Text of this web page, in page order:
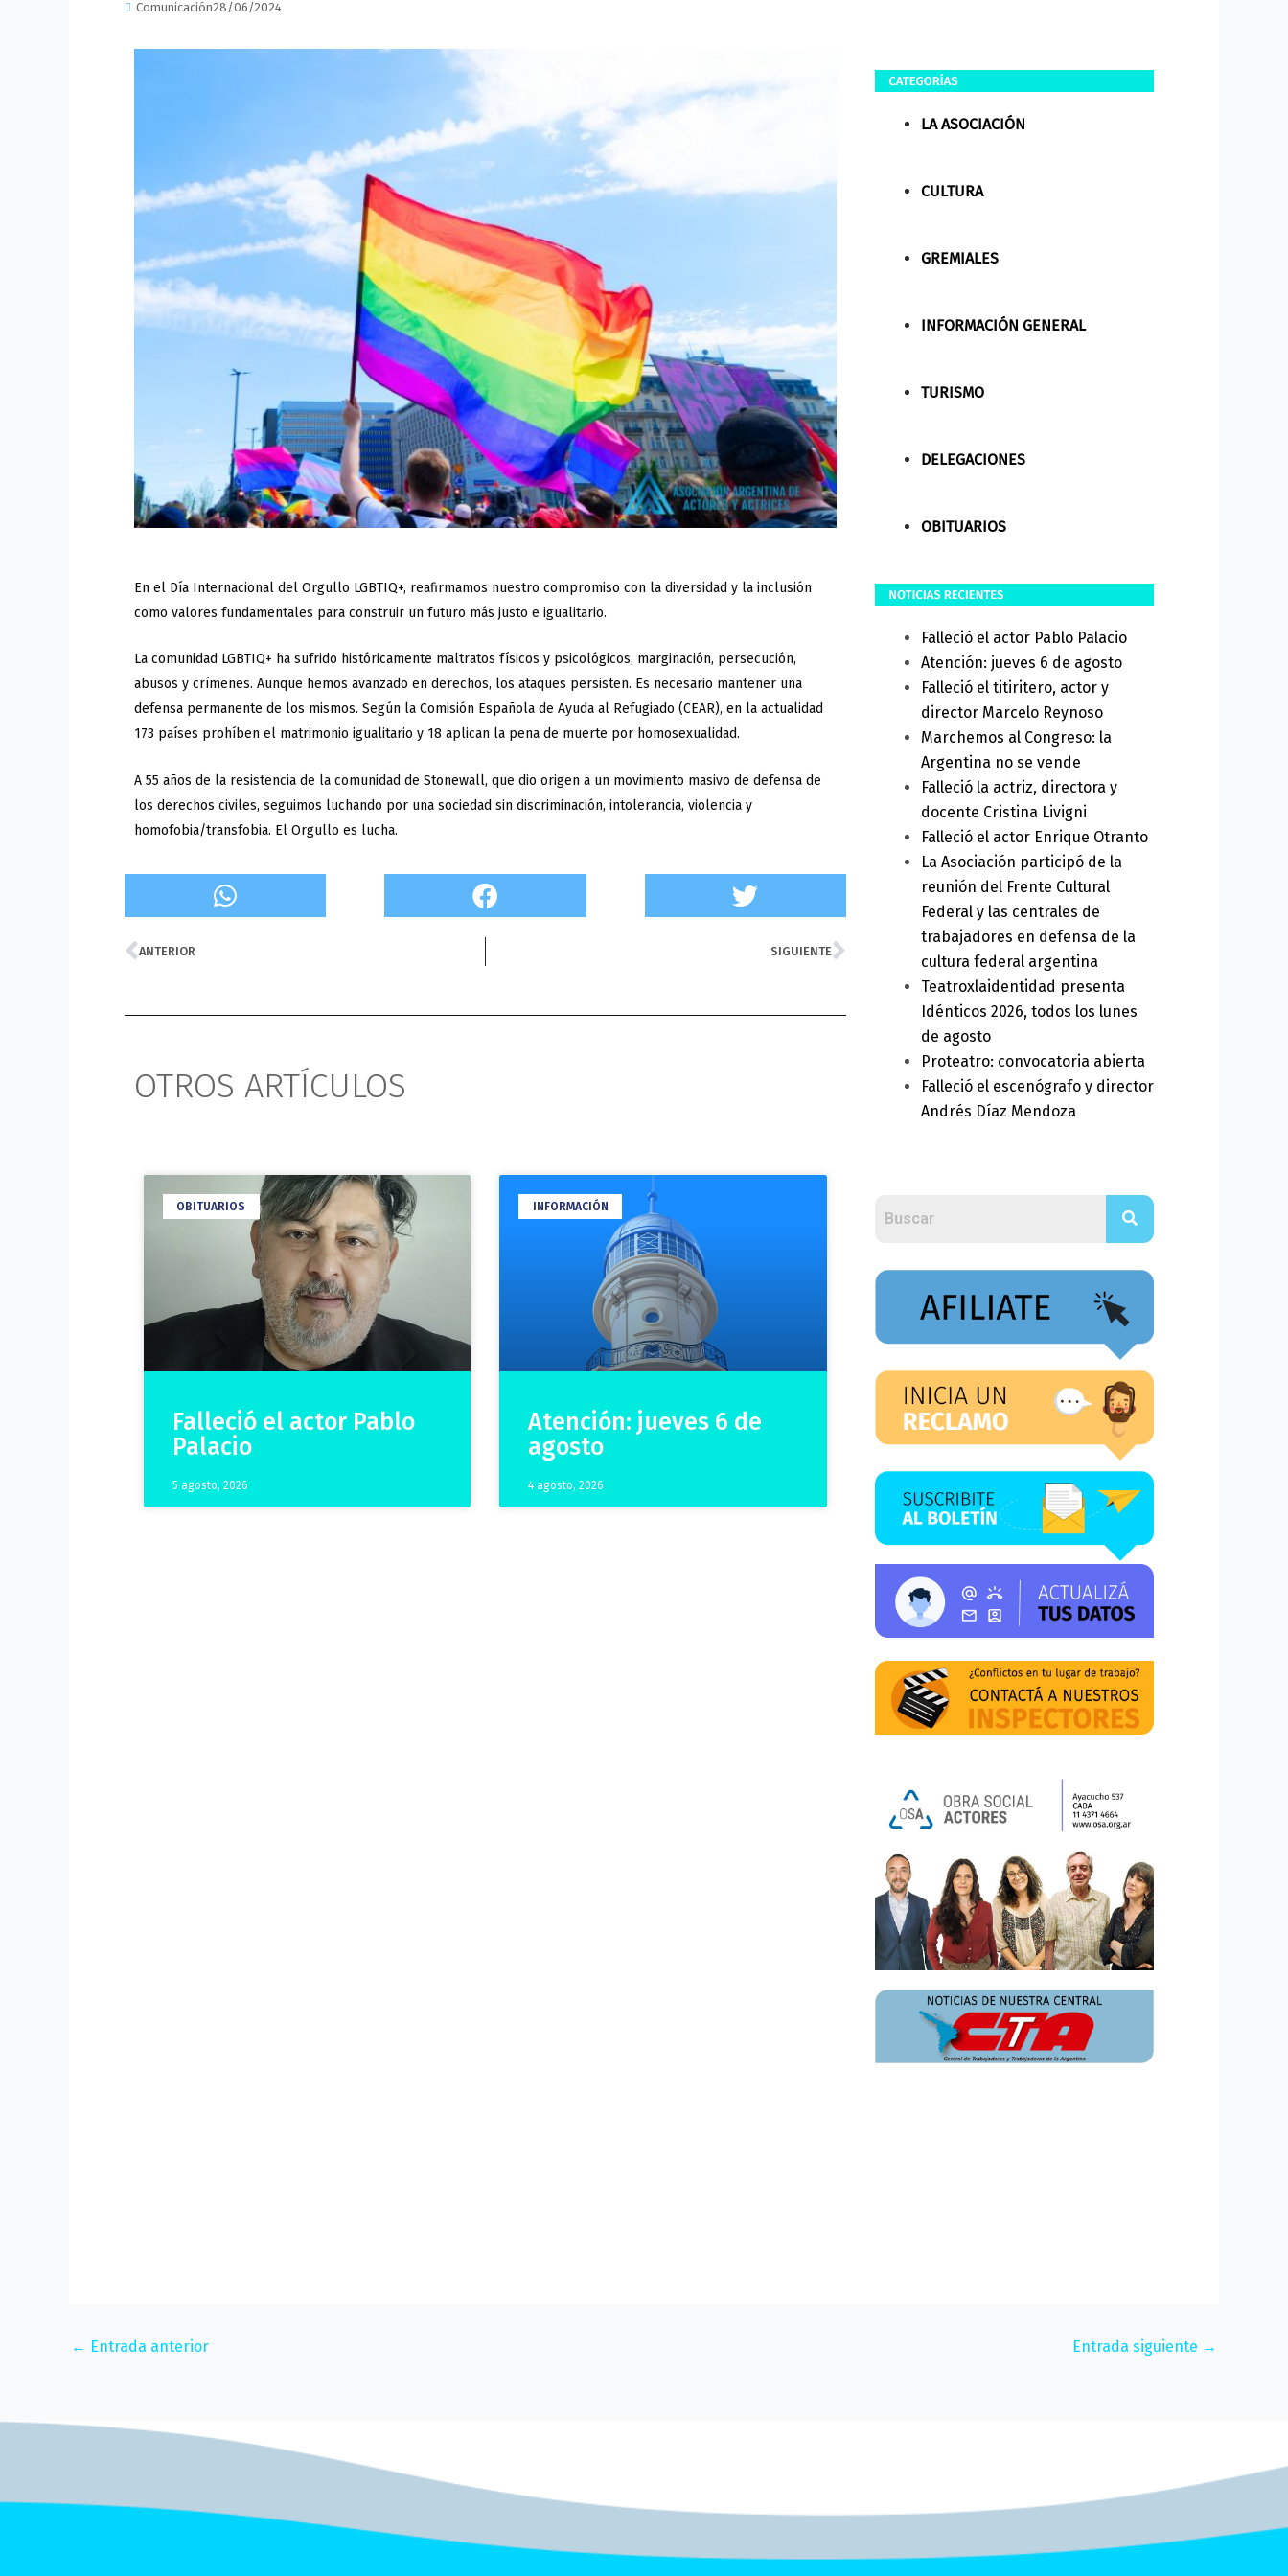
Comunicación28/06/2024
En el Día Internacional del Orgullo LGBTIQ+, reafirmamos nuestro compromiso con la diversidad y la inclusión
como valores fundamentales para construir un futuro más justo e igualitario.
La comunidad LGBTIQ+ ha sufrido históricamente maltratos físicos y psicológicos, marginación, persecución,
abusos y crímenes. Aunque hemos avanzado en derechos, los ataques persisten. Es necesario mantener una
defensa permanente de los mismos. Según la Comisión Española de Ayuda al Refugiado (CEAR), en la actualidad
173 países prohíben el matrimonio igualitario y 18 aplican la pena de muerte por homosexualidad.
A 55 años de la resistencia de la comunidad de Stonewall, que dio origen a un movimiento masivo de defensa de
los derechos civiles, seguimos luchando por una sociedad sin discriminación, intolerancia, violencia y
homofobia/transfobia. El Orgullo es lucha.
Prev
ANTERIOR SIGUIENTENext
OTROS ARTÍCULOS
OBITUARIOS
Falleció el actor Pablo
Palacio
5 agosto, 2026
INFORMACIÓN
Atención: jueves 6 de
agosto
4 agosto, 2026
LA ASOCIACIÓN
CULTURA
GREMIALES
INFORMACIÓN GENERAL
TURISMO
DELEGACIONES
OBITUARIOS
Falleció el actor Pablo Palacio
Atención: jueves 6 de agosto
Falleció el titiritero, actor y
director Marcelo Reynoso
Marchemos al Congreso: la
Argentina no se vende
Falleció la actriz, directora y
docente Cristina Livigni
Falleció el actor Enrique Otranto
La Asociación participó de la
reunión del Frente Cultural
Federal y las centrales de
trabajadores en defensa de la
cultura federal argentina
Teatroxlaidentidad presenta
Idénticos 2026, todos los lunes
de agosto
Proteatro: convocatoria abierta
Falleció el escenógrafo y director
Andrés Díaz Mendoza
← Entrada anterior Entrada siguiente →